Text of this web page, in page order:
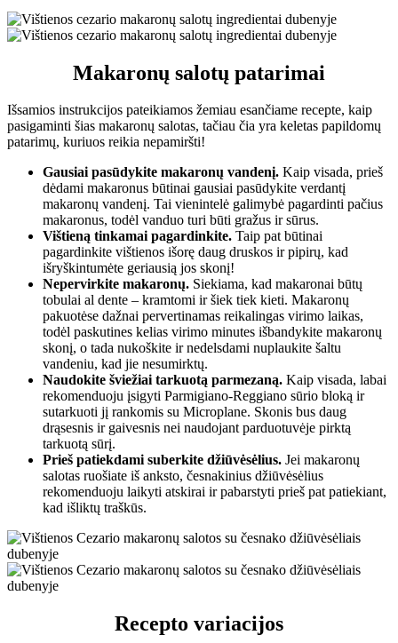
Makaronų salotų patarimai
Išsamios instrukcijos pateikiamos žemiau esančiame recepte, kaip
pasigaminti šias makaronų salotas, tačiau čia yra keletas papildomų
patarimų, kuriuos reikia nepamiršti!
Gausiai pasūdykite makaronų vandenį. Kaip visada, prieš
dėdami makaronus būtinai gausiai pasūdykite verdantį
makaronų vandenį. Tai vienintelė galimybė pagardinti pačius
makaronus, todėl vanduo turi būti gražus ir sūrus.
Vištieną tinkamai pagardinkite. Taip pat būtinai
pagardinkite vištienos išorę daug druskos ir pipirų, kad
išryškintumėte geriausią jos skonį!
Nepervirkite makaronų. Siekiama, kad makaronai būtų
tobulai al dente – kramtomi ir šiek tiek kieti. Makaronų
pakuotėse dažnai pervertinamas reikalingas virimo laikas,
todėl paskutines kelias virimo minutes išbandykite makaronų
skonį, o tada nukoškite ir nedelsdami nuplaukite šaltu
vandeniu, kad jie nesumirktų.
Naudokite šviežiai tarkuotą parmezaną. Kaip visada, labai
rekomenduoju įsigyti Parmigiano-Reggiano sūrio bloką ir
sutarkuoti jį rankomis su Microplane. Skonis bus daug
drąsesnis ir gaivesnis nei naudojant parduotuvėje pirktą
tarkuotą sūrį.
Prieš patiekdami suberkite džiūvėsėlius. Jei makaronų
salotas ruošiate iš anksto, česnakinius džiūvėsėlius
rekomenduoju laikyti atskirai ir pabarstyti prieš pat patiekiant,
kad išliktų traškūs.
Recepto variacijos